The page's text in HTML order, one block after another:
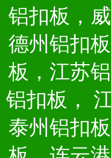
铝扣板，
德州铝扣
板，江苏
铝扣板，
泰州铝扣